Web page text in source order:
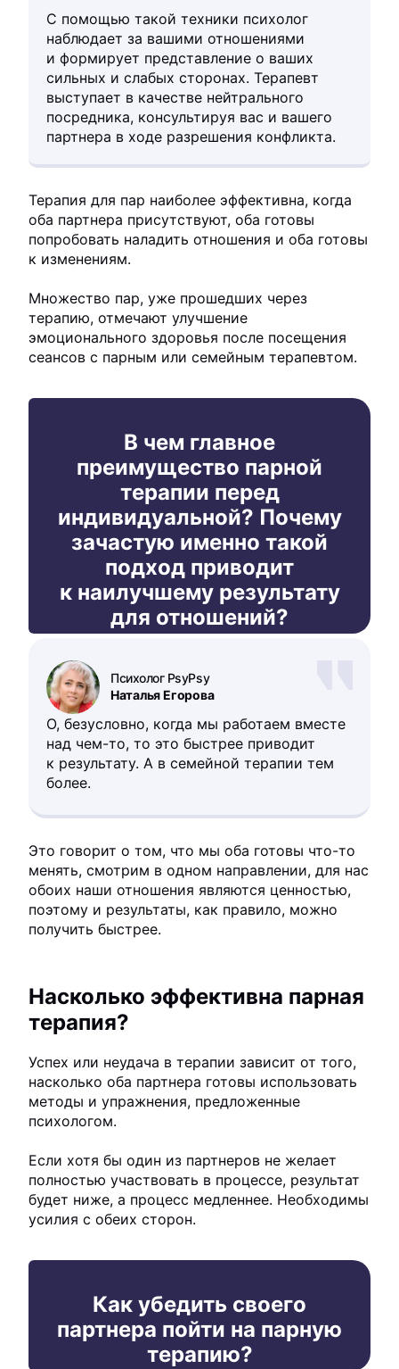
С помощью такой техники психолог
наблюдает за вашими отношениями
и формирует представление о ваших
сильных и слабых сторонах. Терапевт
выступает в качестве нейтрального
посредника, консультируя вас и вашего
партнера в ходе разрешения конфликта.
Терапия для пар наиболее эффективна, когда
оба партнера присутствуют, оба готовы
попробовать наладить отношения и оба готовы
к изменениям.
Множество пар, уже прошедших через
терапию, отмечают улучшение
эмоционального здоровья после посещения
сеансов с парным или семейным терапевтом.
В чем главное
преимущество парной
терапии перед
индивидуальной? Почему
зачастую именно такой
подход приводит
к наилучшему результату
для отношений?
Наталья Егорова
Психолог PsyPsy
О, безусловно, когда мы работаем вместе
над чем-то, то это быстрее приводит
к результату. А в семейной терапии тем
более.
Это говорит о том, что мы оба готовы что-то
менять, смотрим в одном направлении, для нас
обоих наши отношения являются ценностью,
поэтому и результаты, как правило, можно
получить быстрее.
Насколько эффективна парная
терапия?
Успех или неудача в терапии зависит от того,
насколько оба партнера готовы использовать
методы и упражнения, предложенные
психологом.
Если хотя бы один из партнеров не желает
полностью участвовать в процессе, результат
будет ниже, а процесс медленнее. Необходимы
усилия с обеих сторон.
Как убедить своего
партнера пойти на парную
терапию?